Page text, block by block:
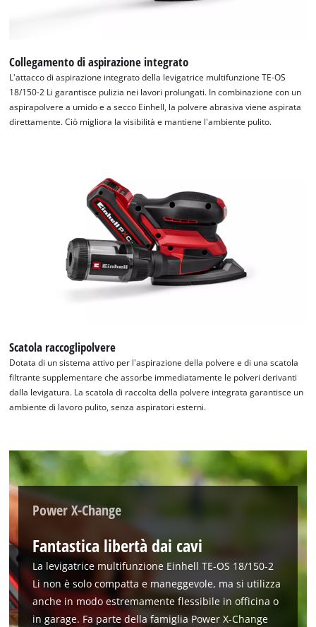
This content is not permitted to load due
to trackers that are not disclosed to the
visitor. The website owner needs to setup
the site with their CMP to add this content
to the list of technologies used.
Powered by
Usercentrics Consent
Management Platform
Collegamento di aspirazione integrato
L'attacco di aspirazione integrato della levigatrice multifunzione TE-OS
18/150-2 Li garantisce pulizia nei lavori prolungati. In combinazione con un
aspirapolvere a umido e a secco Einhell, la polvere abrasiva viene aspirata
direttamente. Ciò migliora la visibilità e mantiene l'ambiente pulito.
Scatola raccoglipolvere
Dotata di un sistema attivo per l'aspirazione della polvere e di una scatola
filtrante supplementare che assorbe immediatamente le polveri derivanti
dalla levigatura. La scatola di raccolta della polvere integrata garantisce un
ambiente di lavoro pulito, senza aspiratori esterni.
Power X-Change
Fantastica libertà dai cavi
La levigatrice multifunzione Einhell TE-OS 18/150-2
Li non è solo compatta e maneggevole, ma si utilizza
anche in modo estremamente flessibile in officina o
in garage. Fa parte della famiglia Power X-Change